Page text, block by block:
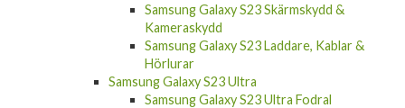
Samsung Galaxy S23 Skärmskydd &
Kameraskydd
Samsung Galaxy S23 Laddare, Kablar &
Hörlurar
Samsung Galaxy S23 Ultra
Samsung Galaxy S23 Ultra Fodral